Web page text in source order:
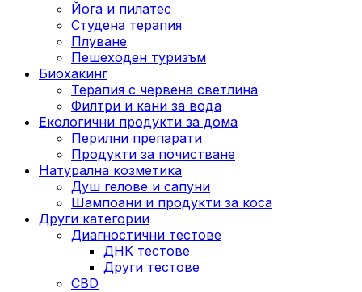
Йога и пилатес
Студена терапия
Плуване
Пешеходен туризъм
Биохакинг
Терапия с червена светлина
Филтри и кани за вода
Екологични продукти за дома
Перилни препарати
Продукти за почистване
Натурална козметика
Душ гелове и сапуни
Шампоани и продукти за коса
Други категории
Диагностични тестове
ДНК тестове
Други тестове
CBD